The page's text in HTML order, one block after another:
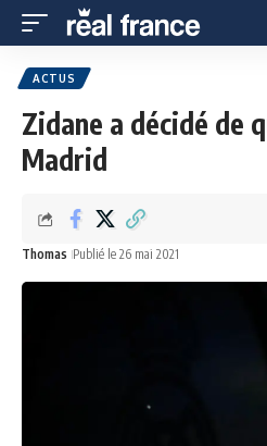
ACTUS
Zidane a décidé de
Madrid
Thomas Publié le 26 mai 2021